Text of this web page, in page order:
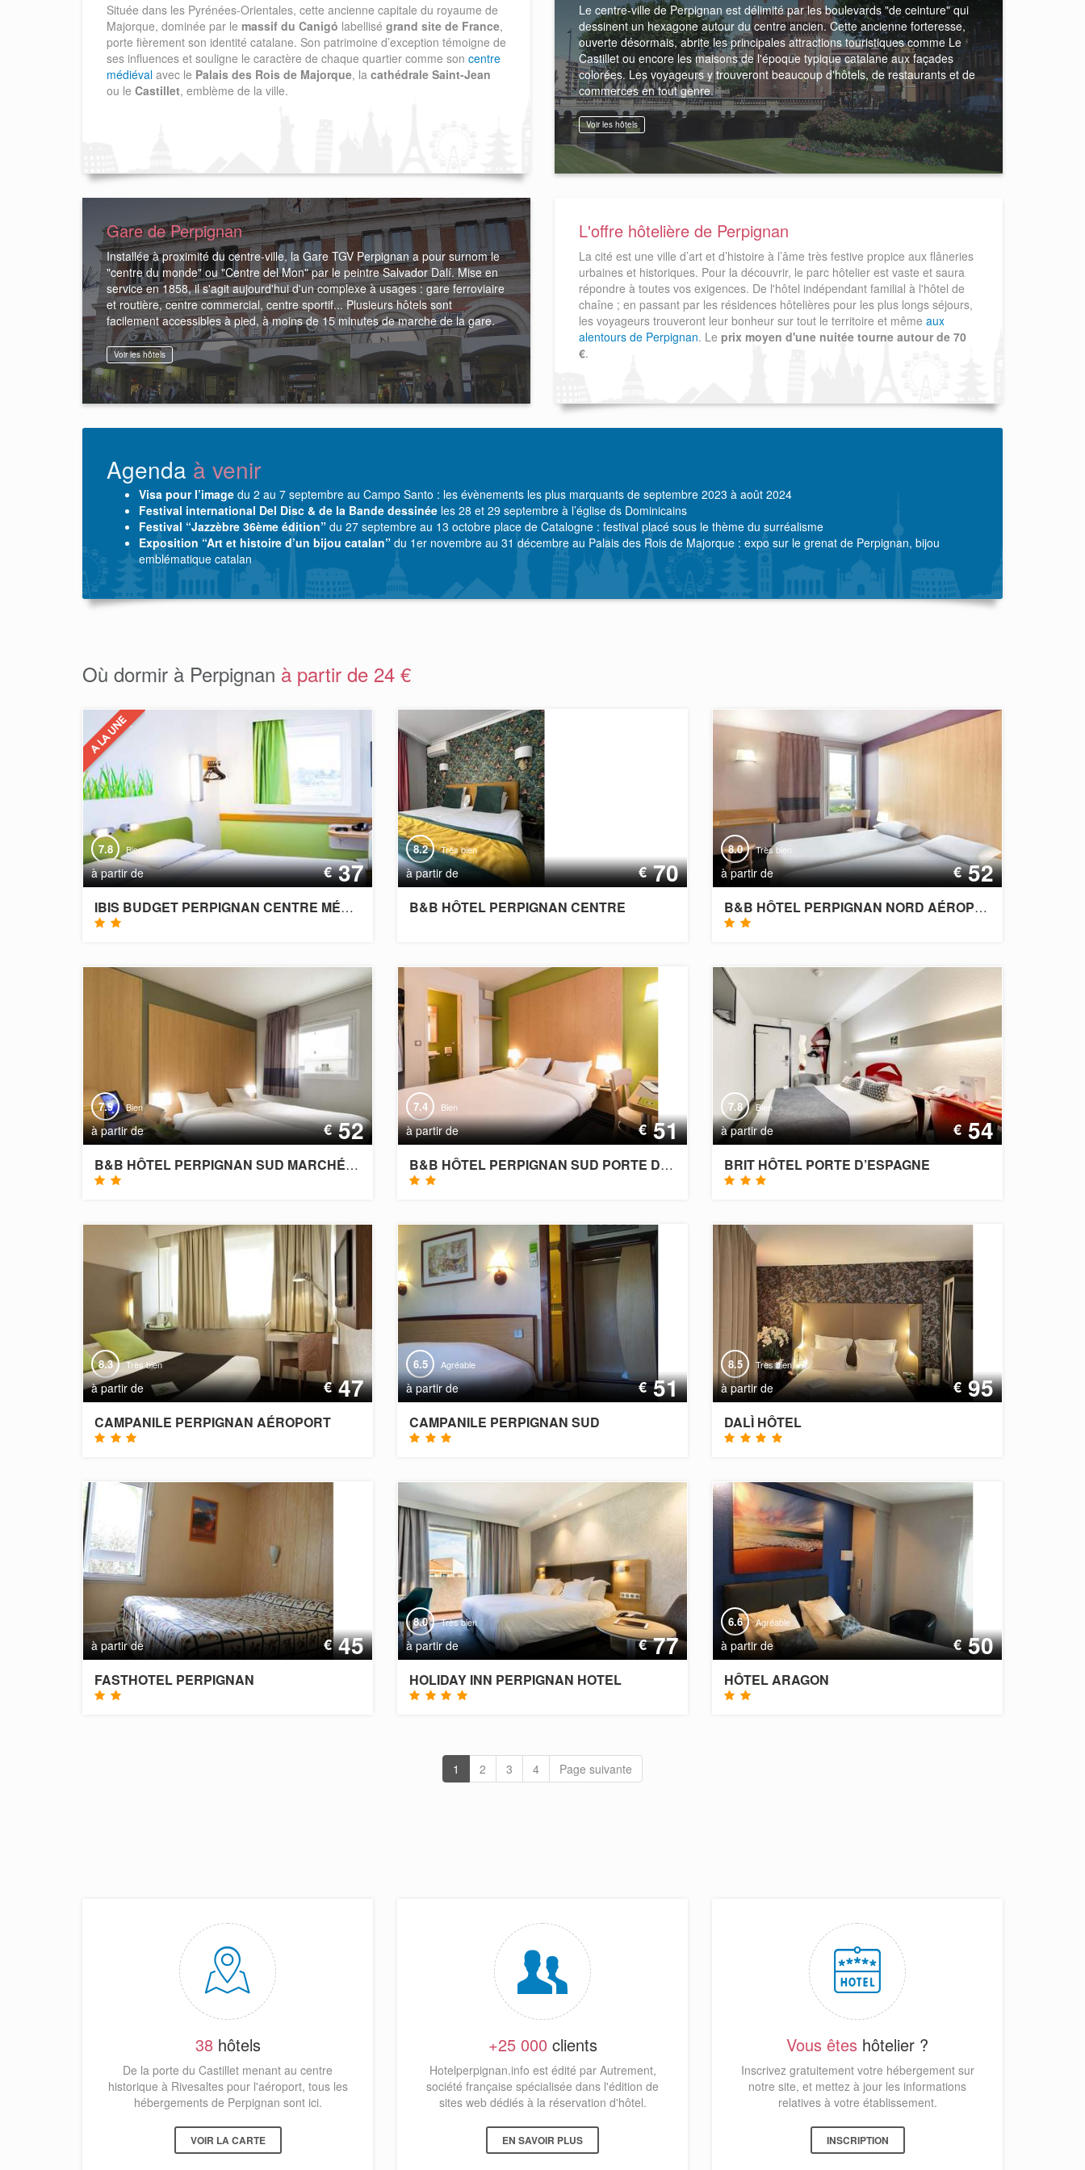
Située dans les Pyrénées-Orientales, cette ancienne capitale du royaume de
Majorque, dominée par le massif du Canigó labellisé grand site de France,
porte fièrement son identité catalane. Son patrimoine d’exception témoigne de
ses influences et souligne le caractère de chaque quartier comme son centre
médiéval avec le Palais des Rois de Majorque, la cathédrale Saint-Jean
ou le Castillet, emblème de la ville.
Le centre-ville de Perpignan est délimité par les boulevards "de ceinture" qui
dessinent un hexagone autour du centre ancien. Cette ancienne forteresse,
ouverte désormais, abrite les principales attractions touristiques comme Le
Castillet ou encore les maisons de l'époque typique catalane aux façades
colorées. Les voyageurs y trouveront beaucoup d'hôtels, de restaurants et de
commerces en tout genre.
Voir les hôtels
Gare de Perpignan
Installée à proximité du centre-ville, la Gare TGV Perpignan a pour surnom le
"centre du monde" ou "Centre del Mon" par le peintre Salvador Dalí. Mise en
service en 1858, il s'agit aujourd'hui d'un complexe à usages : gare ferroviaire
et routière, centre commercial, centre sportif... Plusieurs hôtels sont
facilement accessibles à pied, à moins de 15 minutes de marche de la gare.
Voir les hôtels
L'offre hôtelière de Perpignan
La cité est une ville d’art et d’histoire à l’âme très festive propice aux flâneries
urbaines et historiques. Pour la découvrir, le parc hôtelier est vaste et saura
répondre à toutes vos exigences. De l'hôtel indépendant familial à l'hôtel de
chaîne ; en passant par les résidences hôtelières pour les plus longs séjours,
les voyageurs trouveront leur bonheur sur tout le territoire et même aux
alentours de Perpignan. Le prix moyen d'une nuitée tourne autour de 70
€.
Agenda à venir
Visa pour l’image du 2 au 7 septembre au Campo Santo : les évènements les plus marquants de septembre 2023 à août 2024
Festival international Del Disc & de la Bande dessinée les 28 et 29 septembre à l’église ds Dominicains
Festival “Jazzèbre 36ème édition” du 27 septembre au 13 octobre place de Catalogne : festival placé sous le thème du surréalisme
Exposition “Art et histoire d’un bijou catalan” du 1er novembre au 31 décembre au Palais des Rois de Majorque : expo sur le grenat de Perpignan, bijou
emblématique catalan
Où dormir à Perpignan à partir de 24 €
7.8 Bien
à partir de €37
IBIS BUDGET PERPIGNAN CENTRE MÉDITERRANÉE
8.2 Très bien
à partir de €70
B&B HÔTEL PERPIGNAN CENTRE
8.0 Très bien
à partir de €52
B&B HÔTEL PERPIGNAN NORD AÉROPORT
7.9 Bien
à partir de €52
B&B HÔTEL PERPIGNAN SUD MARCHÉ INTERNATIONAL
7.4 Bien
à partir de €51
B&B HÔTEL PERPIGNAN SUD PORTE D'ESPAGNE
7.8 Bien
à partir de €54
BRIT HÔTEL PORTE D’ESPAGNE
8.3 Très bien
à partir de €47
CAMPANILE PERPIGNAN AÉROPORT
6.5 Agréable
à partir de €51
CAMPANILE PERPIGNAN SUD
8.5 Très bien
à partir de €95
DALÌ HÔTEL
à partir de €45
FASTHOTEL PERPIGNAN
8.0 Très bien
à partir de €77
HOLIDAY INN PERPIGNAN HOTEL
6.6 Agréable
à partir de €50
HÔTEL ARAGON
1 2 3 4 Page suivante
38hôtels
De la porte du Castillet menant au centre
historique à Rivesaltes pour l'aéroport, tous les
hébergements de Perpignan sont ici.
VOIR LA CARTE
+25 000 clients
Hotelperpignan.info est édité par Autrement,
société française spécialisée dans l'édition de
sites web dédiés à la réservation d'hôtel.
EN SAVOIR PLUS
Vous êtes hôtelier ?
Inscrivez gratuitement votre hébergement sur
notre site, et mettez à jour les informations
relatives à votre établissement.
INSCRIPTION